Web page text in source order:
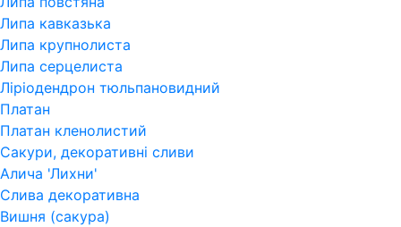
Липа кавказька
Липа крупнолиста
Липа серцелиста
Ліріодендрон тюльпановидний
Платан
Платан кленолистий
Сакури, декоративні сливи
Алича 'Лихни'
Слива декоративна
Вишня (сакура)